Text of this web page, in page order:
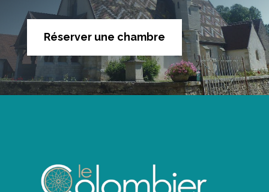
Réserver une chambre